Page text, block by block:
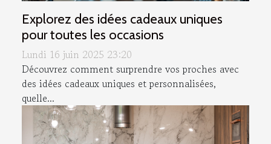
Explorez des idées cadeaux uniques
pour toutes les occasions
Lundi 16 juin 2025 23:20
Découvrez comment surprendre vos proches avec
des idées cadeaux uniques et personnalisées,
quelle...